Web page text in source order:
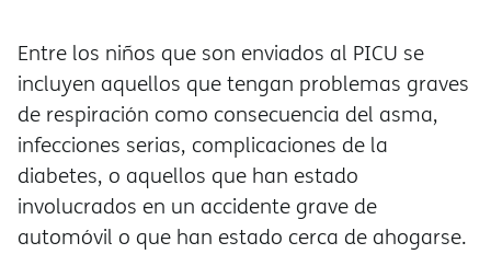
Entre los niños que son enviados al PICU se
incluyen aquellos que tengan problemas graves
de respiración como consecuencia del asma,
infecciones serias, complicaciones de la
diabetes, o aquellos que han estado
involucrados en un accidente grave de
automóvil o que han estado cerca de ahogarse.